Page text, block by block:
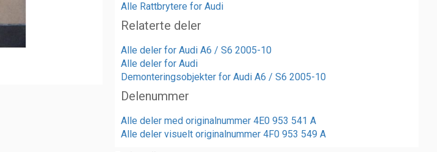
Alle Rattbrytere for Audi
Relaterte deler
Alle deler for Audi A6 / S6 2005-10
Alle deler for Audi
Demonteringsobjekter for Audi A6 / S6 2005-10
Delenummer
Alle deler med originalnummer 4E0 953 541 A
Alle deler visuelt originalnummer 4F0 953 549 A